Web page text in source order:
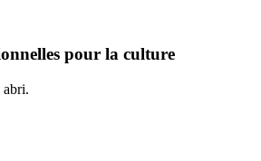
pour la culture
abri.